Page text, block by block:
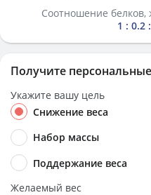
Соотношение белков,
1 : 0.2
Получите
Укажите вашу цель
Снижение веса
Набор массы
Поддержание веса
Желаемый вес